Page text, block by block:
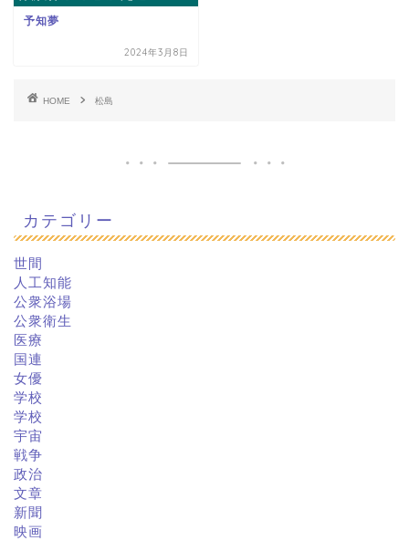
予知夢
2024年3月8日
HOME 松島
カテゴリー
世間
人工知能
公衆浴場
公衆衛生
医療
国連
女優
学校
学校
宇宙
戦争
政治
文章
新聞
映画